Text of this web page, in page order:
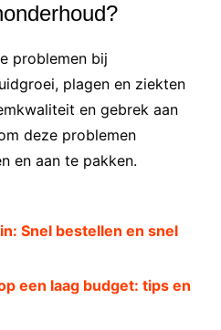
problemen bij
plagen en ziekten
en gebrek aan
deze problemen
en aan te pakken.
Snel bestellen en snel
een laag budget: tips en